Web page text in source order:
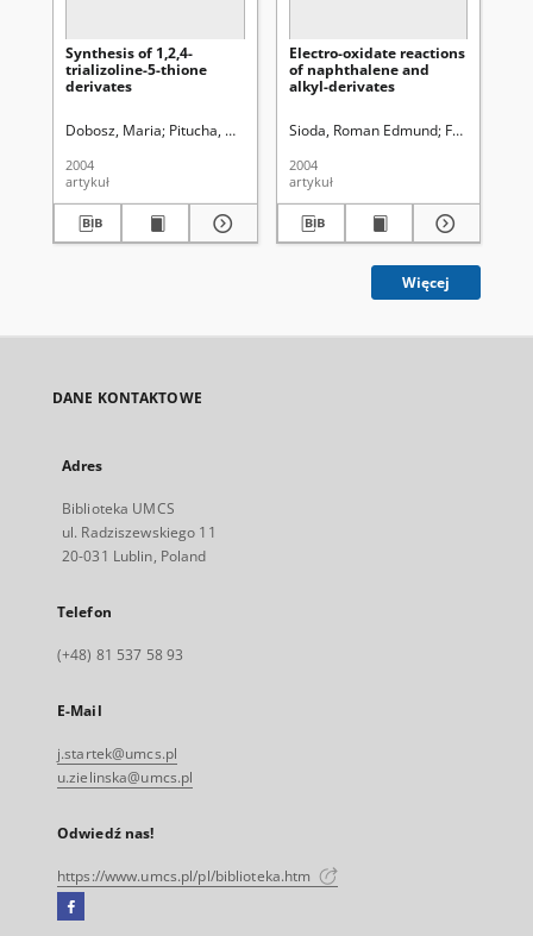
Synthesis of 1,2,4-
trializoline-5-thione
derivates
Dobosz, Maria Pitucha, Monika Wujec, Monika
2004
artykuł
Electro-oxidate reactions
of naphthalene and
alkyl-derivates
Sioda, Roman Edmund
2004
artykuł
Więcej
DANE KONTAKTOWE
Adres
Biblioteka UMCS
ul. Radziszewskiego 11
20-031 Lublin, Poland
Telefon
(+48) 81 537 58 93
E-Mail
j.startek@umcs.pl
u.zielinska@umcs.pl
Odwiedź nas!
https://www.umcs.pl/pl/biblioteka.htm
Facebook